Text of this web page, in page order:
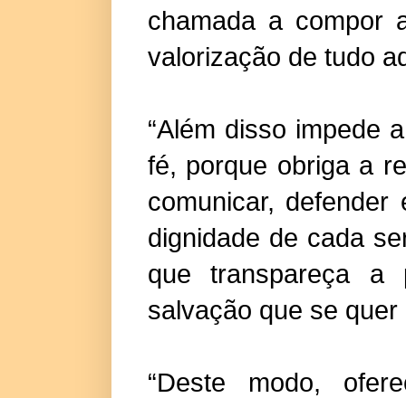
chamada a compor
valorização de tudo
“Além disso impede
fé, porque obriga a
comunicar,
dignidade de cada
que transpareça a
salvação que se quer
“Deste modo,